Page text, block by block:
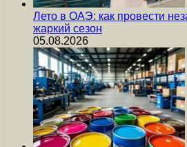
Лето в ОАЭ: как провести
жаркий сезон
05.08.2026